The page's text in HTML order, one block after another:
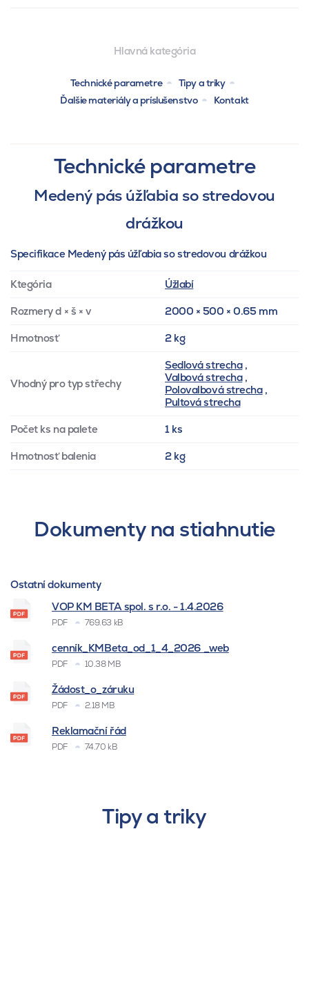
Hlavná kategória
Technické parametre
Tipy a triky
Ďalšie materiály a príslušenstvo
Kontakt
Technické parametre
Medený pás úžľabia so stredovou
drážkou
Specifikace Medený pás úžľabia so stredovou drážkou
Ktegória Úžlabí
Rozmery d × š × v 2000 × 500 × 0.65 mm
Hmotnosť 2 kg
Vhodný pro typ střechy
Sedlová strecha,
Valbová strecha,
Polovalbová strecha,
Pultová strecha
Počet ks na palete 1 ks
Hmotnosť balenia 2 kg
Dokumenty na stiahnutie
Ostatní dokumenty
VOP KM BETA spol. s r.o. - 1.4.2026
PDF 769.63 kB
cenník_KMBeta_od_1_4_2026 _web
PDF 10.38 MB
Žádost_o_záruku
PDF 2.18 MB
Reklamační řád
PDF 74.70 kB
Tipy a triky